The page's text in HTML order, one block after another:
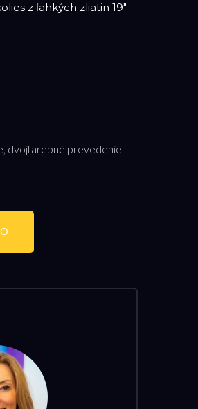
z ľahkých zliatin 19"
dvojfarebné prevedenie